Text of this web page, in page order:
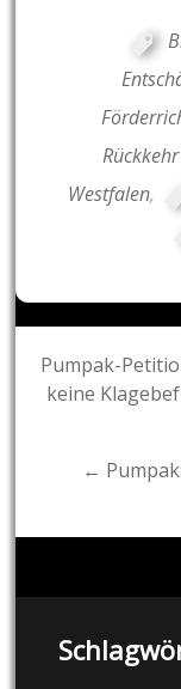
Westfalen,
Post
Pumpak-
keine
←